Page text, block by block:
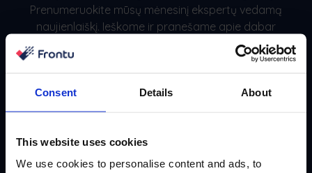
Consent Details About
This website uses cookies
We use cookies to personalise content and ads, to
Prenumeruokite mūsų mėnesinį ekspertų vedamą
naujienlaiškį. Ieškome ir pranešame apie dabar
veikiančius pavyzdžius, sėkmės istorijas ir žaidimų
Prenumeruoti